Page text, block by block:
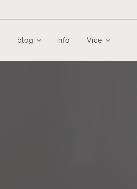
blog info Více